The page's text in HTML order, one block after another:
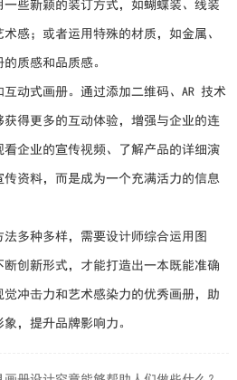
些新颖的装订方式，如蝴蝶装、线装
感；或者运用特殊的材质，如金属、
质感和品质感。
动式画册。通过添加二维码、AR 技术
得更多的互动体验，增强与企业的连
企业的宣传视频、了解产品的详细演
资料，而是成为一个充满活力的信息
多种多样，需要设计师综合运用图
创新形式，才能打造出一本既能准确
冲击力和艺术感染力的优秀画册，助
，提升品牌影响力。